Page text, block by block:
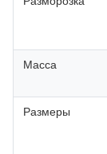
Масса
Размеры